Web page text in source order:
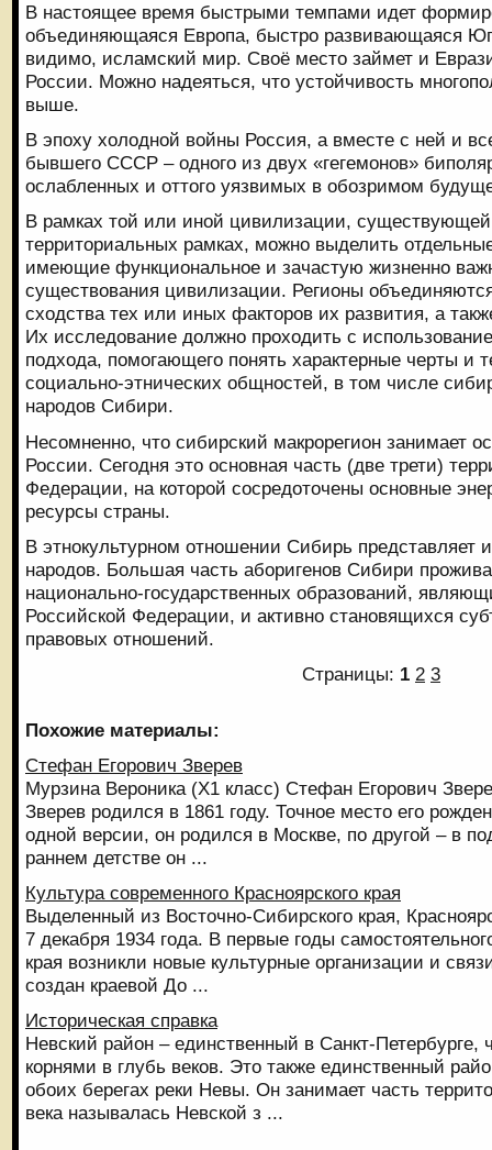
В настоящее время быстрыми темпами идет
объединяющаяся Европа, быстро развивающаяся
видимо, исламский мир. Своё место займет и
России. Можно надеяться, что устойчивость
выше.
В эпоху холодной войны Россия, а вместе с ней и
бывшего СССР – одного из двух «гегемонов»
ослабленных и оттого уязвимых в обозримом
В рамках той или иной цивилизации,
территориальных рамках, можно выделить
имеющие функциональное и зачастую жизненно
существования цивилизации. Регионы
сходства тех или иных факторов их развития, а
Их исследование должно проходить с
подхода, помогающего понять характерные черты и
социально-этнических общностей, в том числе
народов Сибири.
Несомненно, что сибирский макрорегион занимает
России. Сегодня это основная часть (две трети)
Федерации, на которой сосредоточены основные
ресурсы страны.
В этнокультурном отношении Сибирь представляет
народов. Большая часть аборигенов Сибири
национально-государственных образований,
Российской Федерации, и активно становящихся
правовых отношений.
Страницы: 1 2 3
Похожие материалы:
Стефан Егорович Зверев
Мурзина Вероника (Х1 класс) Стефан Егорович
Зверев родился в 1861 году. Точное место его
одной версии, он родился в Москве, по другой – в
раннем детстве он ...
Культура современного Красноярского края
Выделенный из Восточно-Сибирского края,
7 декабря 1934 года. В первые годы
края возникли новые культурные организации и
создан краевой До ...
Историческая справка
Невский район – единственный в Санкт-Петербурге,
корнями в глубь веков. Это также единственный
обоих берегах реки Невы. Он занимает часть
века называлась Невской з ...